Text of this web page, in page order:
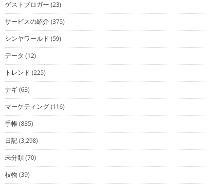
ゲストブロガー (23)
サービスの紹介(375)
シンヤワールド (59)
データ (12)
トレンド (225)
ナギ(63)
マーケティング(116)
手帳(835)
日記(3,298)
未分類(70)
枝物 (39)